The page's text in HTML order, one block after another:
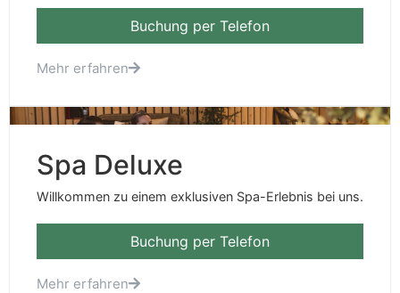
Buchung per Telefon
Mehr erfahren
Spa Deluxe
Willkommen zu einem exklusiven Spa-Erlebnis bei uns.
Buchung per Telefon
Mehr erfahren